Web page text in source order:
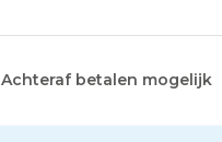
Achteraf betalen mogelijk